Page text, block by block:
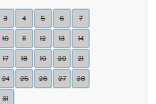
3 4 5 6 7
10 11 12 13 14
17 18 19 20 21
24 25 26 27 28
31